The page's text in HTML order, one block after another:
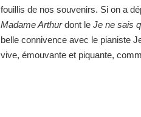
fouillis de nos souvenirs. Si on a
Madame Arthurdont le Je ne sais
belle connivence avec le pianiste
vive, émouvante et piquante,